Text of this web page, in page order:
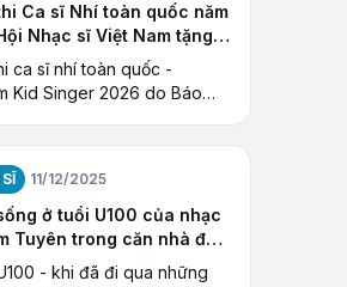
Ca sĩ Nhí toàn quốc năm
Nhạc sĩ Việt Nam tặng
“Ngôi Sao Hy Vọng”
ca sĩ nhí toàn quốc -
Kid Singer 2026 do Báo
Hồ Chí Minh) tổ chức
11/12/2025
ở tuổi U100 của nhạc
Tuyên trong căn nhà đặc
- khi đã đi qua những